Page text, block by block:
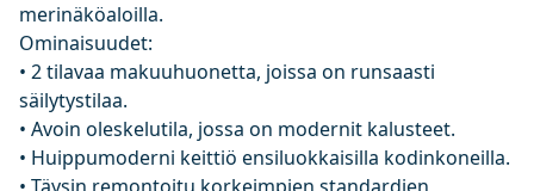
merinäköaloilla.
Ominaisuudet:
• 2 tilavaa makuuhuonetta, joissa on runsaasti
säilytystilaa.
• Avoin oleskelutila, jossa on modernit kalusteet.
• Huippumoderni keittiö ensiluokkaisilla kodinkoneilla.